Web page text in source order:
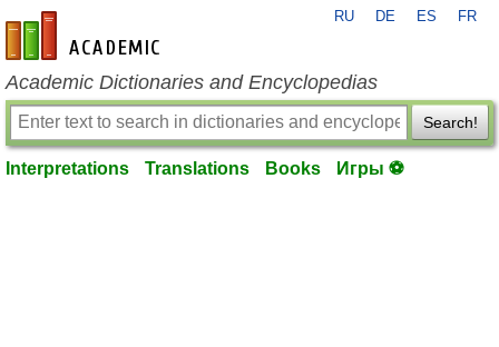
en-academic.com
RU DE ES FR
Academic Dictionaries and Encyclopedias
Search!
Interpretations Translations Books Игры ⚽